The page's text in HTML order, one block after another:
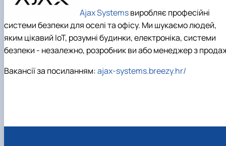
Ajax Systemsвиробляє професійні
системи безпеки для оселі та офісу. Ми шукаємо людей,
яким цікавий IoT, розумні будинки, електроніка, системи
безпеки - незалежно, розробник ви або менеджер з
Вакансії за посиланням:ajax-systems.breezy.hr/